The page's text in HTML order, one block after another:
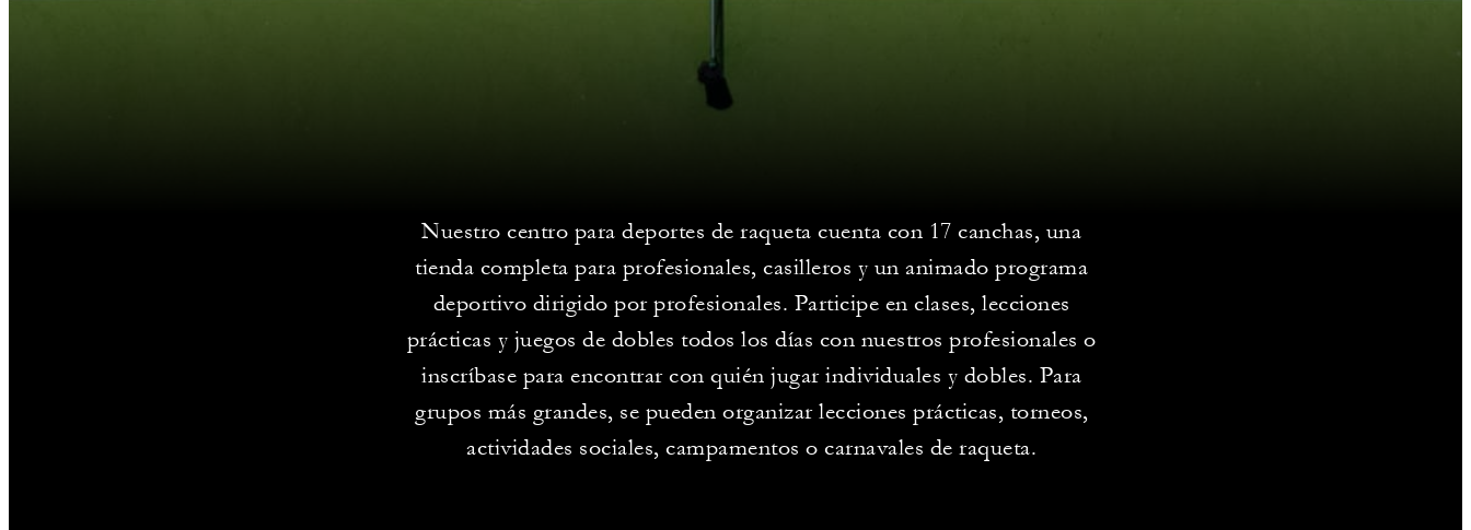
Nuestro centro para deportes de raqueta cuenta con 17 canchas, una
tienda completa para profesionales, casilleros y un animado programa
deportivo dirigido por profesionales. Participe en clases, lecciones
prácticas y juegos de dobles todos los días con nuestros profesionales o
inscríbase para encontrar con quién jugar individuales y dobles. Para
grupos más grandes, se pueden organizar lecciones prácticas, torneos,
actividades sociales, campamentos o carnavales de raqueta.